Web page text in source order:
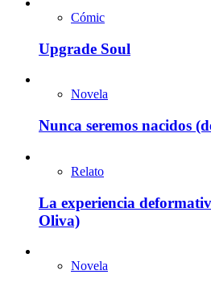
Cómic
Upgrade Soul
Novela
Nunca seremos nacidos
Relato
La experiencia
Oliva)
Novela